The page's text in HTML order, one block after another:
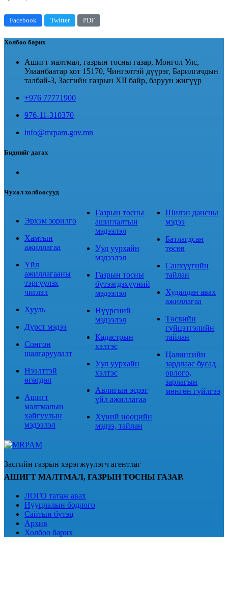
Facebook Twitter PDF
Холбоо барих
Ашигт малтмал, газрын тосны газар, Монгол Улс,
Улаанбаатар хот 15170, Чингэлтэй дүүрэг, Барилгачдын
талбай-3, Засгийн газрын XII байр, баруун жигүүр
+976 77771900
976-11-310370
info@mrpam.gov.mn
Биднийг дагах
Чухал холбоосууд
Эрхэм зорилго
Хамтын
ажиллагаа
Үйл
ажиллагааны
тэргүүлэх
чиглэл
Хууль
Дүрст мэдээ
Сонгон
шалгаруулалт
Нээлттэй
өгөгдөл
Ашигт
малтмалын
хайгуулын
мэдээлэл
Газрын тосны
ашиглалтын
мэдээлэл
Уул уурхайн
мэдээлэл
Газрын тосны
бүтээгдэхүүний
мэдээлэл
Нүүрсний
мэдээлэл
Кадастрын
хэлтэс
Уул уурхайн
хэлтэс
Авлигын эсрэг
үйл ажиллагаа
Хүний нөөцийн
мэдээ, тайлан
Шилэн дансны
мэдээ
Батлагдсан
төсөв
Санхүүгийн
тайлан
Худалдан авах
ажиллагаа
Төсвийн
гүйцэтгэлийн
тайлан
Цалингийн
зардлаас бусад
орлого,
зарлагын
мөнгөн гүйлгээ
Засгийн газрын хэрэгжүүлэгч агентлаг
АШИГТ МАЛТМАЛ, ГАЗРЫН ТОСНЫ ГАЗАР.
ЛОГО татаж авах
Нууцлалын бодлого
Сайтын бүтэц
Архив
Холбоо барих